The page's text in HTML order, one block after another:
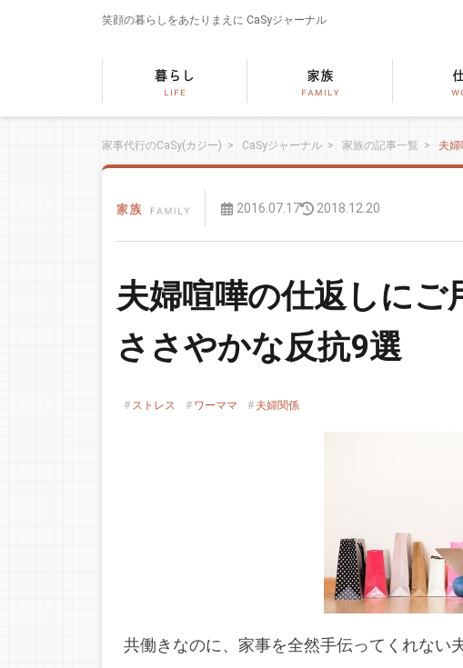
笑顔の暮らしをあたりまえに CaSyジャーナル
家事代行のCaSy(カジー) > CaSyジャーナル > 家族の記事一覧 > 夫
2016.07.17 2018.12.20
夫婦喧嘩の仕返しにご
ささやかな反抗9選
ストレス ワーママ 夫婦関係
共働きなのに、家事を全然手伝ってくれない